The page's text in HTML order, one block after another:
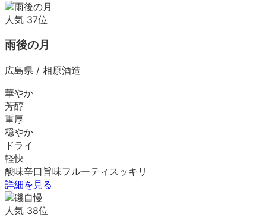
人気 37位
雨後の月
広島県 / 相原酒造
華やか
芳醇
重厚
穏やか
ドライ
軽快
酸味辛口 旨味フルーティ スッキリ
詳細を見る
人気 38位